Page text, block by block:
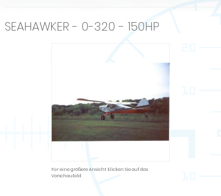
SEAHAWKER - 0-320 - 150HP
Für eine größere Ansicht klicken Sie auf das
Vorschaubild